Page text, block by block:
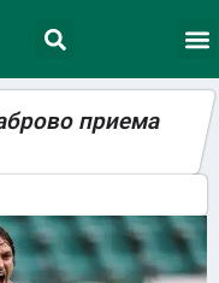
приема